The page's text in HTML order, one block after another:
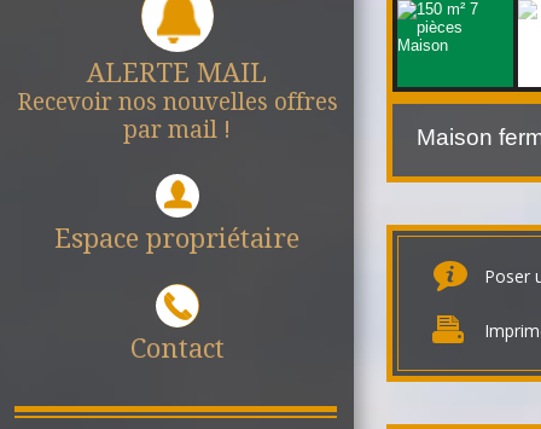
ALERTE MAIL
Recevoir nos nouvelles offres
par mail !
Espace propriétaire
Contact
Maison
Poser